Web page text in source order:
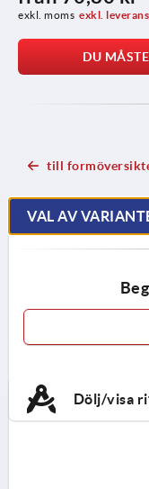
exkl. moms exkl.
DU
till
VAL AV
Dölj/visa